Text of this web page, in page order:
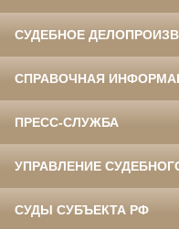
СУДЕБНОЕ
СПРАВОЧНАЯ
ПРЕСС-СЛУЖБА
УПРАВЛЕНИЕ
СУДЫ СУБЪЕКТА РФ